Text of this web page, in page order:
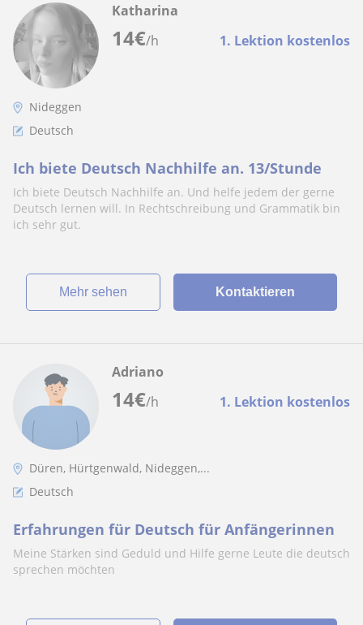
14€/h 1. Lektion kostenlos
Katharina
Nideggen
Deutsch
Ich biete Deutsch Nachhilfe an. 13/Stunde
Ich biete Deutsch Nachhilfe an. Und helfe jedem der gerne
Deutsch lernen will. In Rechtschreibung und Grammatik bin
ich sehr gut.
Mehr sehen Kontaktieren
14€/h 1. Lektion kostenlos
Adriano
Düren, Hürtgenwald, Nideggen,...
Deutsch
Erfahrungen für Deutsch für Anfängerinnen
Meine Stärken sind Geduld und Hilfe gerne Leute die deutsch
sprechen möchten